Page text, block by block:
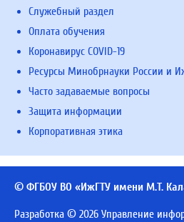
Служебный раздел
Оплата обучения
Коронавирус COVID-19
Ресурсы Минобрнауки России и
Часто задаваемые вопросы
Защита информации
Корпоративная этика
© ФГБОУ ВО «ИжГТУ имени М.Т.
Разработка © 2026 Управление